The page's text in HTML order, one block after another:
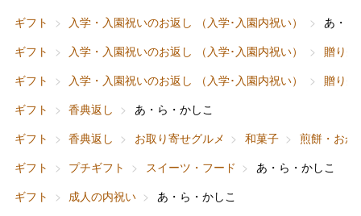
ギフト
入学・入園祝いのお返し （入学･入園内祝い）
あ・
ギフト
入学・入園祝いのお返し （入学･入園内祝い）
贈り先
ギフト
入学・入園祝いのお返し （入学･入園内祝い）
贈り先
ギフト
香典返し
あ・ら・かしこ
ギフト
香典返し お取り寄せグルメ 和菓子
煎餅・おか
ギフト
プチギフト スイーツ・フード
あ・ら・かしこ
ギフト
成人の内祝い
あ・ら・かしこ